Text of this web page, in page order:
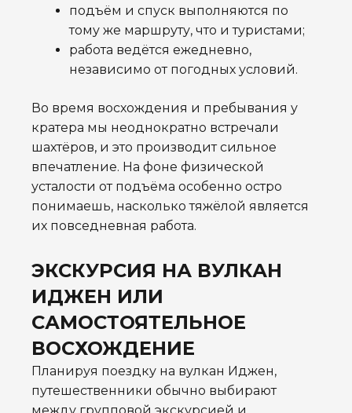
подъём и спуск выполняются по
тому же маршруту, что и туристами;
работа ведётся ежедневно,
независимо от погодных условий.
Во время восхождения и пребывания у
кратера мы неоднократно встречали
шахтёров, и это производит сильное
впечатление. На фоне физической
усталости от подъёма особенно остро
понимаешь, насколько тяжёлой является
их повседневная работа.
ЭКСКУРСИЯ НА ВУЛКАН
ИДЖЕН ИЛИ
САМОСТОЯТЕЛЬНОЕ
ВОСХОЖДЕНИЕ
Планируя поездку на вулкан Иджен,
путешественники обычно выбирают